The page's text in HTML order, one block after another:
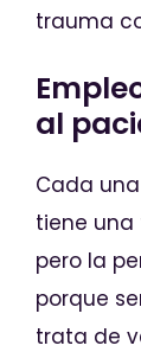
trauma
al
Cada
tiene una
pero la
porque
trata de